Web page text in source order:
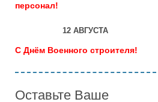
персонал!
12 АВГУСТА
С Днём Военного строителя!
Оставьте Ваше